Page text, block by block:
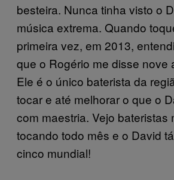
besteira. Nunca tinha visto o
música extrema. Quando
primeira vez, em 2013,
que o Rogério me disse
Ele é o único baterista da
tocar e até melhorar o que o
com maestria. Vejo bateristas
tocando todo mês e o David
cinco mundial!